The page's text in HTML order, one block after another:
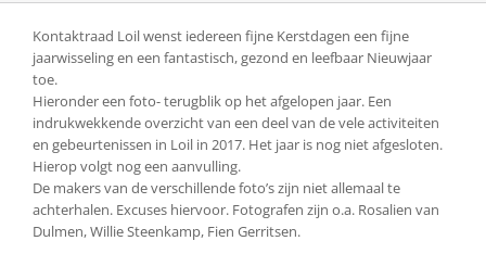
Kontaktraad Loil wenst iedereen fijne Kerstdagen een fijne
jaarwisseling en een fantastisch, gezond en leefbaar Nieuwjaar
toe.
Hieronder een foto- terugblik op het afgelopen jaar. Een
indrukwekkende overzicht van een deel van de vele activiteiten
en gebeurtenissen in Loil in 2017. Het jaar is nog niet afgesloten.
Hierop volgt nog een aanvulling.
De makers van de verschillende foto’s zijn niet allemaal te
achterhalen. Excuses hiervoor. Fotografen zijn o.a. Rosalien van
Dulmen, Willie Steenkamp, Fien Gerritsen.